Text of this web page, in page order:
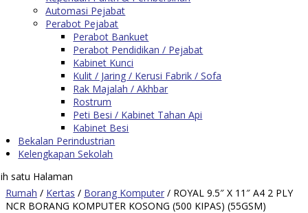
Automasi Pejabat
Perabot Pejabat
Perabot Bankuet
Perabot Pendidikan / Pejabat
Kabinet Kunci
Kulit / Jaring / Kerusi Fabrik / Sofa
Rak Majalah / Akhbar
Rostrum
Peti Besi / Kabinet Tahan Api
Kabinet Besi
Bekalan Perindustrian
Kelengkapan Sekolah
satu Halaman
Rumah / Kertas / Borang Komputer / ROYAL 9.5″ X 11″ A4 2 PLY
NCR BORANG KOMPUTER KOSONG (500 KIPAS) (55GSM)